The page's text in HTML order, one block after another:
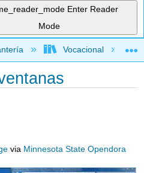
Enter Reader
Mode
jerarquía global
Vocacional
via Minnesota State Opendora